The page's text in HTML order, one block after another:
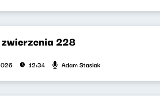
228
12:34 Adam Stasiak